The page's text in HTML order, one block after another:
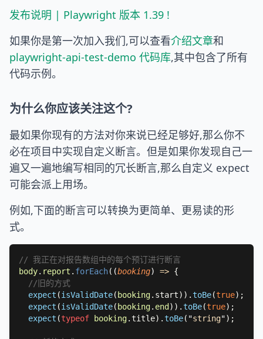
发布说明 | Playwright 版本 1.39 !
如果你是第一次加入我们,可以查看介绍文章和
playwright-api-test-demo 代码库,其中包含了所有
代码示例。
为什么你应该关注这个?
最如果你现有的方法对你来说已经足够好,那么你不
必在项目中实现自定义断言。但是如果你发现自己一
遍又一遍地编写相同的冗长断言,那么自定义 expect
可能会派上用场。
例如,下面的断言可以转换为更简单、更易读的形
式。
body. report . forEach( (booking) =>
expect (isValidDate( booking.start)).toBe(true
expect (isValidDate( booking. end )).toBe(true
expect (typeof booking.title).toBe( "string"